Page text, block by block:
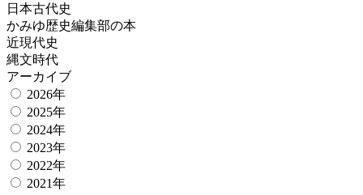
日本古代史
かみゆ歴史編集部の本
近現代史
縄文時代
アーカイブ
2026年
2025年
2024年
2023年
2022年
2021年